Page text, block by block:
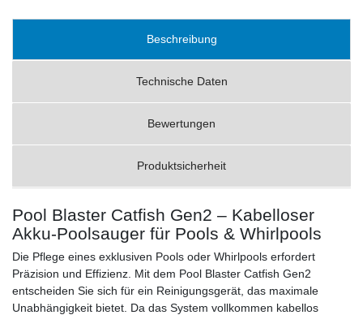
Beschreibung
Technische Daten
Bewertungen
Produktsicherheit
Pool Blaster Catfish Gen2 – Kabelloser
Akku-Poolsauger für Pools & Whirlpools
Die Pflege eines exklusiven Pools oder Whirlpools erfordert
Präzision und Effizienz. Mit dem Pool Blaster Catfish Gen2
entscheiden Sie sich für ein Reinigungsgerät, das maximale
Unabhängigkeit bietet. Da das System vollkommen kabellos